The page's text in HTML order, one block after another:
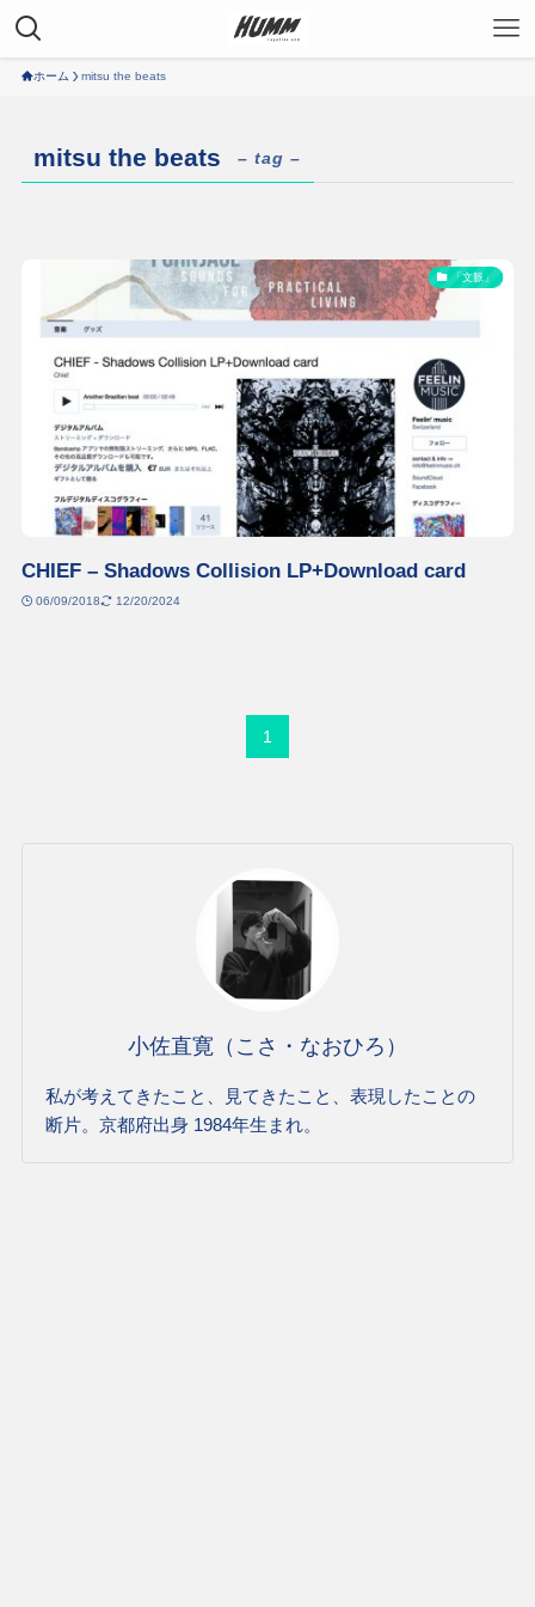
ホーム mitsu the beats
mitsu the beats – tag –
「文脈」
CHIEF – Shadows Collision LP​+​Download card
06/09/2018 12/20/2024
1
小佐直寛（こさ・なおひろ）
私が考えてきたこと、見てきたこと、表現したことの
断片。京都府出身 1984年生まれ。